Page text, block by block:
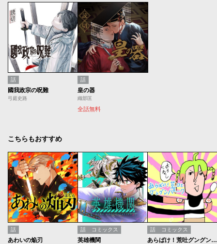
話
國我政宗の呪難
弓庭史路
話
皇の器
織部匡
全話無料
こちらもおすすめ
話
あわいの焔刃
話 コミックス
英雄機関
話 コミックス
あらばけ！荒吐グングンパーク